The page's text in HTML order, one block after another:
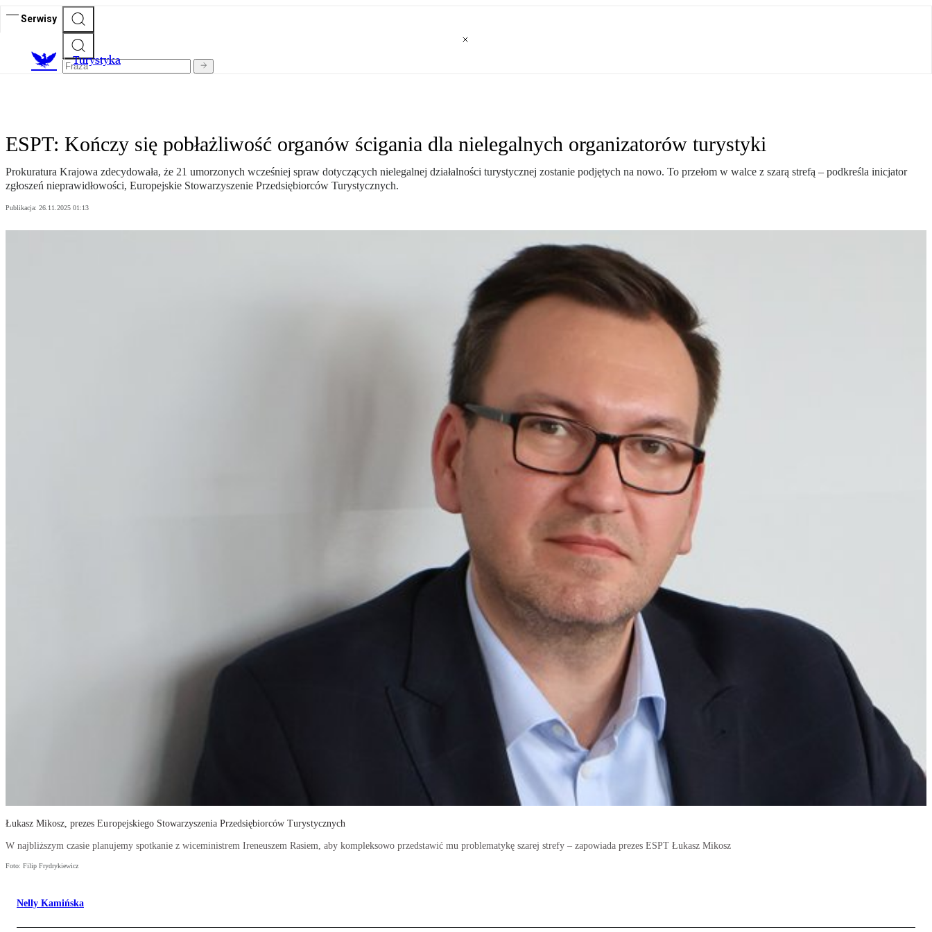
Serwisy
Turystyka
ESPT: Kończy się pobłażliwość organów ścigania dla nielegalnych organizatorów turystyki
Prokuratura Krajowa zdecydowała, że 21 umorzonych wcześniej spraw dotyczących nielegalnej działalności turystycznej zostanie podjętych na nowo. To przełom w walce z szarą strefą – podkreśla inicjator
zgłoszeń nieprawidłowości, Europejskie Stowarzyszenie Przedsiębiorców Turystycznych.
Publikacja: 26.11.2025 01:13
Łukasz Mikosz, prezes Europejskiego Stowarzyszenia Przedsiębiorców Turystycznych
W najbliższym czasie planujemy spotkanie z wiceministrem Ireneuszem Rasiem, aby kompleksowo przedstawić mu problematykę szarej strefy – zapowiada prezes ESPT Łukasz Mikosz
Foto: Filip Frydrykiewicz
Nelly Kamińska